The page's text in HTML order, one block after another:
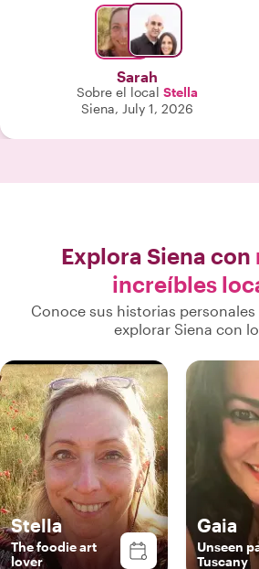
Sarah
Sobre el local Stella
Siena, July 1, 2026
Explora Siena con
increíbles
Conoce sus historias
explorar Siena con
Stella
The foodie art
lover
Gaia
Unseen
Tuscany